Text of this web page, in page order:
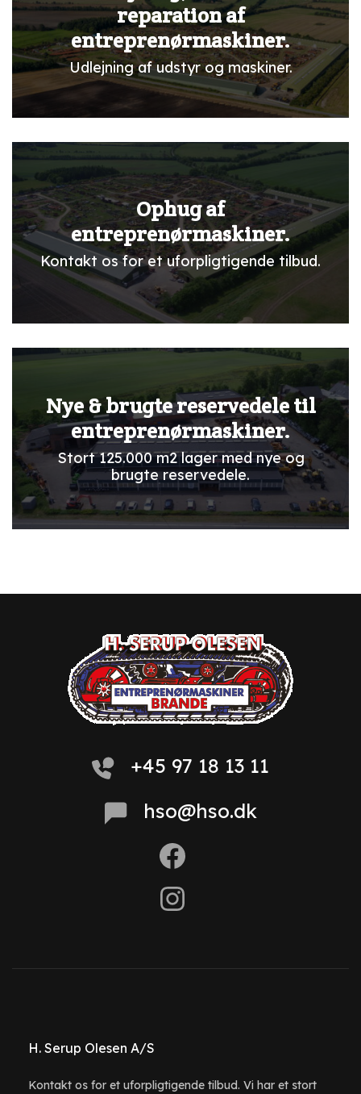
reparation af
entreprenørmaskiner.
Udlejning af udstyr og maskiner.
Ophug af
entreprenørmaskiner.
Kontakt os for et uforpligtigende tilbud.
Nye & brugte reservedele til
entreprenørmaskiner.
Stort 125.000 m2 lager med nye og
brugte reservedele.
+45 97 18 13 11
hso@hso.dk
H. Serup Olesen A/S
Kontakt os for et uforpligtigende tilbud. Vi har et stort